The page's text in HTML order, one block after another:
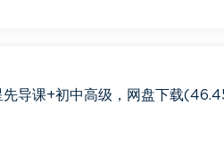
先导课+初中高级，网盘下载